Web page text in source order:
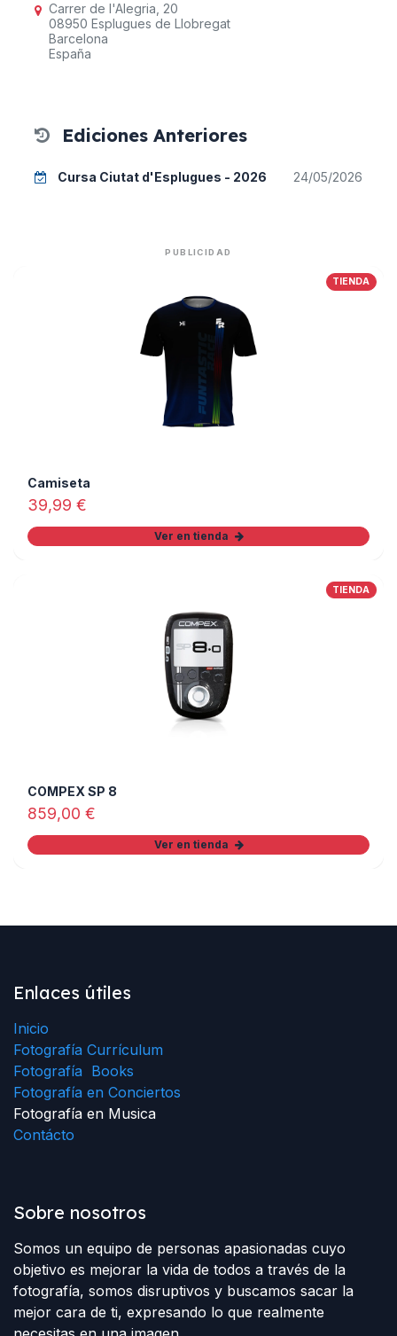
Carrer de l'Alegria, 20
08950 Esplugues de Llobregat
Barcelona
España
Ediciones Anteriores
Cursa Ciutat d'Esplugues - 2026 24/05/2026
PUBLICIDAD
TIENDA
Camiseta
39,99 €
Ver en tienda
TIENDA
COMPEX SP 8
859,00 €
Ver en tienda
Enlaces útiles
Inicio
Fotografía Currículum
Fotografía Books
Fotografía en Conciertos
Fotografía en Musica
Contácto
Sobre nosotros
Somos un equipo de personas apasionadas cuyo
objetivo es mejorar la vida de todos a través de la
fotografía, somos disruptivos y buscamos sacar la
mejor cara de ti, expresando lo que realmente